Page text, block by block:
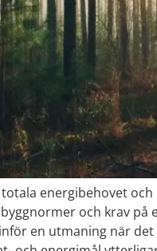
energibehovet
och krav
en utmaning när